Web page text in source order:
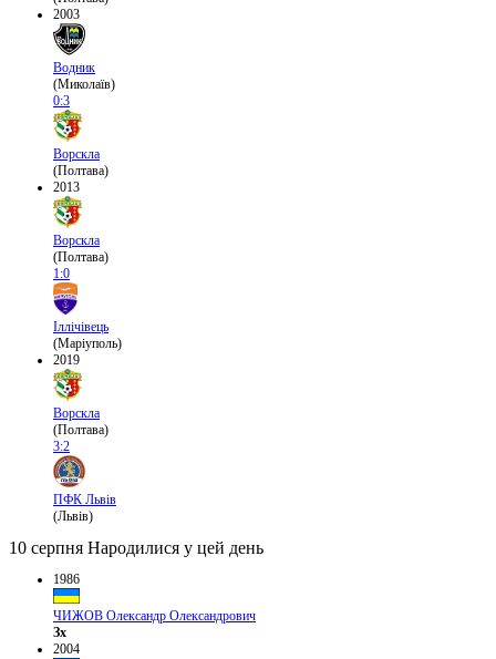
2003
Водник
(Миколаїв)
0:3
Ворскла
(Полтава)
2013
Ворскла
(Полтава)
1:0
Іллічівець
(Маріуполь)
2019
Ворскла
(Полтава)
3:2
ПФК Львів
(Львів)
10 серпня Народилися у цей день
1986
ЧИЖОВ Олександр Олександрович
Зх
2004